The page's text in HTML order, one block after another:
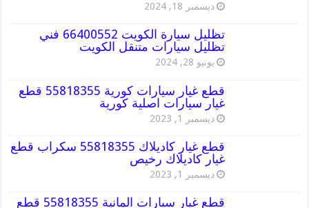
ديسمبر 18, 2024
تظليل سيارة الكويت 66400552 فني
تظليل سيارات متنقل الكويت
يونيو 28, 2024
قطع غيار سيارات كورية 55818355 قطع
غيار سيارات اصلية كورية
ديسمبر 1, 2023
قطع غيار كاديلاك 55818355 سكراب قطع
غيار كاديلاك رخيص
ديسمبر 1, 2023
قطع غيار سيارات المانية 55818355 قطع